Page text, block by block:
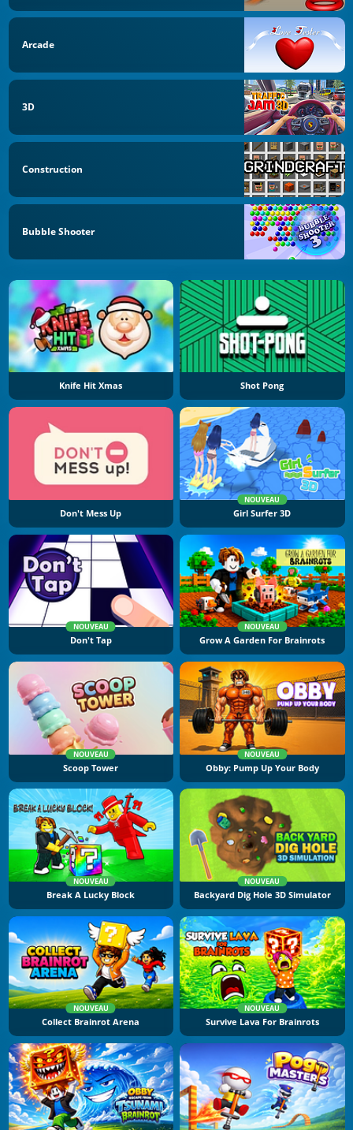
Arcade
3D
Construction
Bubble Shooter
Knife Hit Xmas Shot Pong
Don't Mess Up
NOUVEAU
Girl Surfer 3D
NOUVEAU
Don't Tap
NOUVEAU
Grow A Garden For Brainrots
NOUVEAU
Scoop Tower
NOUVEAU
Obby: Pump Up Your Body
NOUVEAU
Break A Lucky Block
NOUVEAU
Backyard Dig Hole 3D Simulator
NOUVEAU
Collect Brainrot Arena
NOUVEAU
Survive Lava For Brainrots